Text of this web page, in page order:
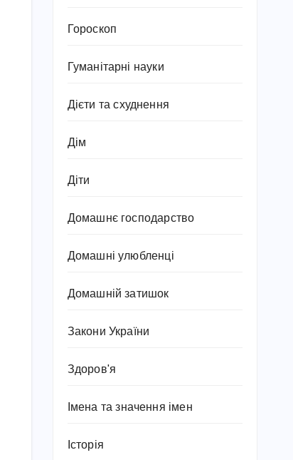
Гороскоп
Гуманітарні науки
Дієти та схуднення
Дім
Діти
Домашнє господарство
Домашні улюбленці
Домашній затишок
Закони України
Здоров'я
Імена та значення імен
Історія